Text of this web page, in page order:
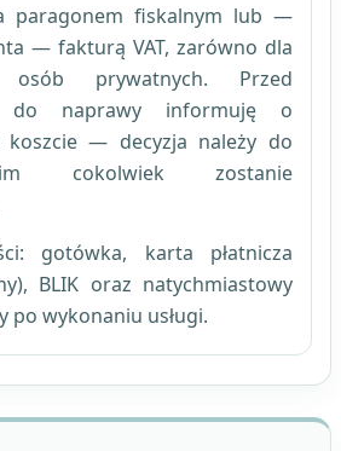
paragonem fiskalnym lub —
— fakturą VAT, zarówno dla
prywatnych. Przed
do naprawy informuję o
koszcie — decyzja należy do
cokolwiek zostanie
gotówka, karta płatnicza
BLIK oraz natychmiastowy
po wykonaniu usługi.